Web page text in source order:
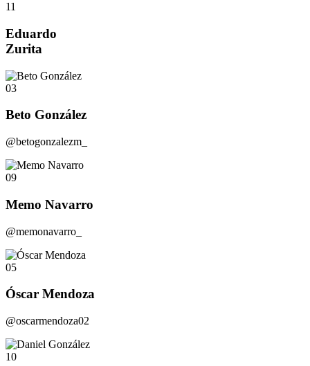
11
Eduardo
Zurita
03
Beto González
@betogonzalezm_
09
Memo Navarro
@memonavarro_
05
Óscar Mendoza
@oscarmendoza02
10